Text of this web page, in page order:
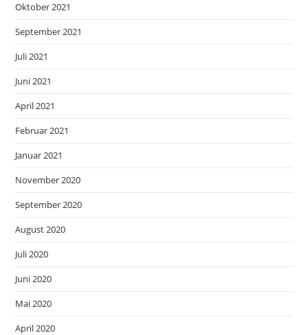
Oktober 2021
September 2021
Juli 2021
Juni 2021
April 2021
Februar 2021
Januar 2021
November 2020
September 2020
August 2020
Juli 2020
Juni 2020
Mai 2020
April 2020